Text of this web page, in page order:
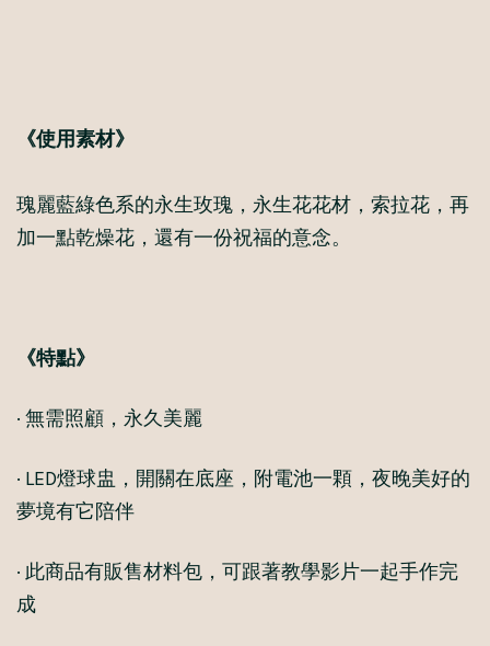
《使用素材》
瑰麗藍綠色系的永生玫瑰，永生花花材，索拉花，再
加一點乾燥花，還有一份祝福的意念。
《特點》
· 無需照顧，永久美麗
· LED燈球盅，開關在底座，附電池一顆，夜晚美好的
夢境有它陪伴
· 此商品有販售材料包，可跟著教學影片一起手作完
成